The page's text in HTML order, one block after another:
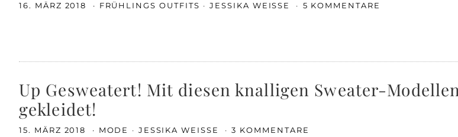
16. MÄRZ 2018 FRÜHLINGS OUTFITS JESSIKA WEISSE 5 KOMMENTARE
Up Gesweatert! Mit diesen knalligen Sweater-
gekleidet!
15. MÄRZ 2018 MODE JESSIKA WEISSE 3 KOMMENTARE